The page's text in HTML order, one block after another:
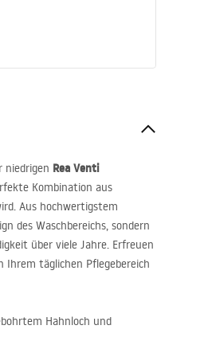
niedrigen Rea Venti
Kombination aus
Aus hochwertigstem
des Waschbereichs, sondern
über viele Jahre. Erfreuen
Ihrem täglichen Pflegebereich
Hahnloch und